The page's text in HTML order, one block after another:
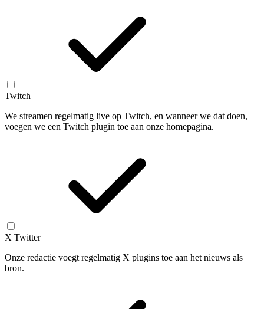
Twitch
We streamen regelmatig live op Twitch, en wanneer we dat doen,
voegen we een Twitch plugin toe aan onze homepagina.
X Twitter
Onze redactie voegt regelmatig X plugins toe aan het nieuws als
bron.